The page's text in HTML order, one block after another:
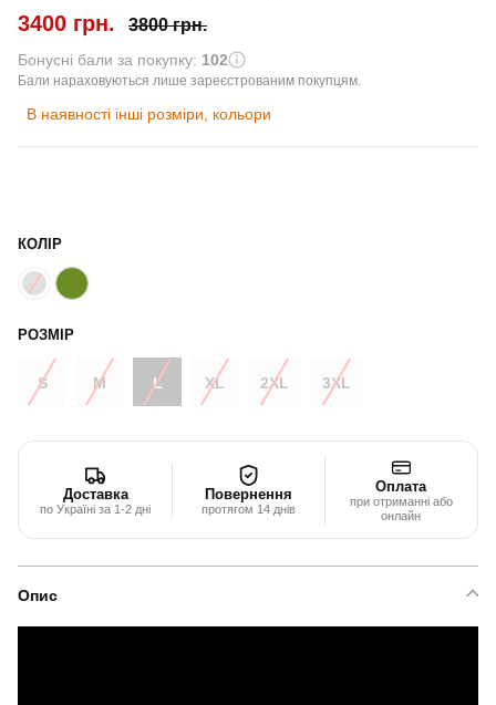
3400 грн. 3800 грн.
Бонусні бали за покупку: 102
Бали нараховуються лише зареєстрованим покупцям.
В наявності інші розміри, кольори
КОЛІР
РОЗМІР
S M L XL 2XL 3XL
Доставка
по Україні за 1-2 дні
Повернення
протягом 14 днів
Оплата
при отриманні або
онлайн
Опис